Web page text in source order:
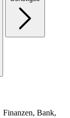
Finanzen, Bank,